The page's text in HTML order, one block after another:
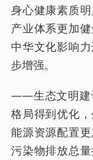
身心健康素质
产业体系更加
中华文化影响
步增强。
——生态文明建
格局得到优化
能源资源配置
污染物排放总